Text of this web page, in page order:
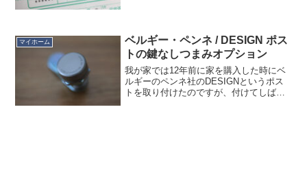
住宅...
マイホーム
ベルギー・ペンネ / DESIGN ポス
トの鍵なしつまみオプション
我が家では12年前に家を購入した時にベ
ルギーのペンネ社のDESIGNというポス
トを取り付けたのですが、付けてしばら